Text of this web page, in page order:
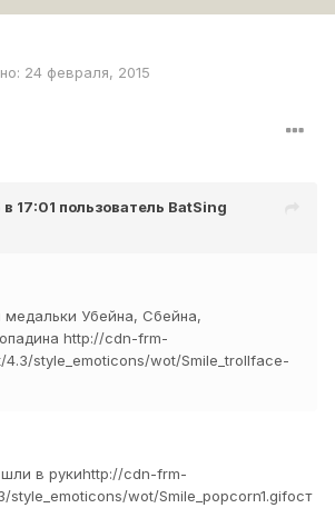
24 февраля, 2015
17:01 пользователь BatSing
медальки Убейна, Сбейна,
http://cdn-frm-
4.3/style_emoticons/wot/Smile_trollface-
в рукиhttp://cdn-frm-
style_emoticons/wot/Smile_popcorn1.gifост